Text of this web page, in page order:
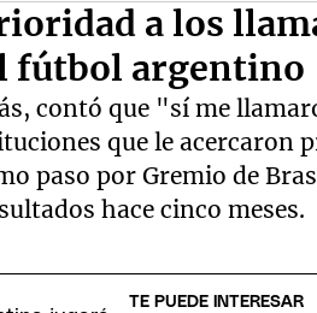
a los
fútbol argentino
contó que "sí me
que le acercaron
paso por Gremio de
hace cinco meses.
TE PUEDE INTERESAR